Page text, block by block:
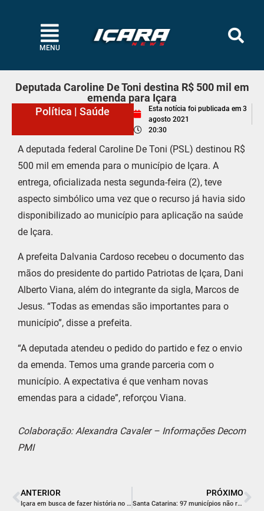
MENU
Deputada Caroline De Toni destina R$ 500 mil em
emenda para Içara
Política |Saúde Esta notícia foi publicada em 3
agosto 2021
20:30
A deputada federal Caroline De Toni (PSL) destinou R$
500 mil em emenda para o município de Içara. A
entrega, oficializada nesta segunda-feira (2), teve
aspecto simbólico uma vez que o recurso já havia sido
disponibilizado ao município para aplicação na saúde
de Içara.
A prefeita Dalvania Cardoso recebeu o documento das
mãos do presidente do partido Patriotas de Içara, Dani
Alberto Viana, além do integrante da sigla, Marcos de
Jesus. “Todas as emendas são importantes para o
município”, disse a prefeita.
“A deputada atendeu o pedido do partido e fez o envio
da emenda. Temos uma grande parceria com o
município. A expectativa é que venham novas
emendas para a cidade”, reforçou Viana.
Colaboração: Alexandra Cavaler – Informações Decom
PMI
ANTERIOR
Içara em busca de fazer história no futebol amador
PRÓXIMO
Santa Catarina: 97 municípios não registraram óbito por Covid-19 em julho